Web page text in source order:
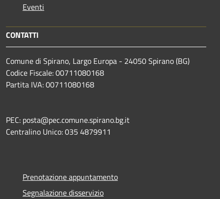
Eventi
CONTATTI
Comune di Spirano, Largo Europa - 24050 Spirano (BG)
Codice Fiscale: 00711080168
Partita IVA: 00711080168
PEC: posta@pec.comune.spirano.bg.it
Centralino Unico: 035 4879911
Prenotazione appuntamento
Segnalazione disservizio